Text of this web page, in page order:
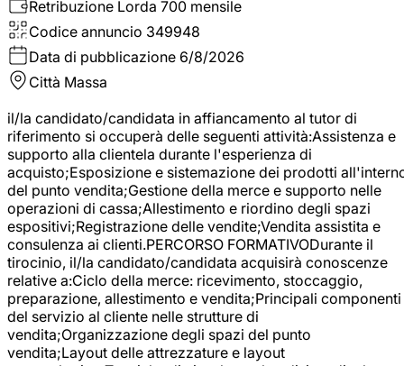
Retribuzione Lorda 700 mensile
Codice annuncio 349948
Data di pubblicazione 6/8/2026
Città Massa
il/la candidato/candidata in affiancamento al tutor di
riferimento si occuperà delle seguenti attività:Assistenza e
supporto alla clientela durante l'esperienza di
acquisto;Esposizione e sistemazione dei prodotti
del punto vendita;Gestione della merce e supporto nelle
operazioni di cassa;Allestimento e riordino degli spazi
espositivi;Registrazione delle vendite;Vendita assistita e
consulenza ai clienti.PERCORSO FORMATIVODurante il
tirocinio, il/la candidato/candidata acquisirà conoscenze
relative a:Ciclo della merce: ricevimento, stoccaggio,
preparazione, allestimento e vendita;Principali componenti
del servizio al cliente nelle strutture di
vendita;Organizzazione degli spazi del punto
vendita;Layout delle attrezzature e layout